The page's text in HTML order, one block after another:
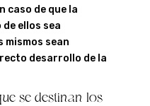
caso de que la
ellos sea
mismos sean
desarrollo de la
se destinan los